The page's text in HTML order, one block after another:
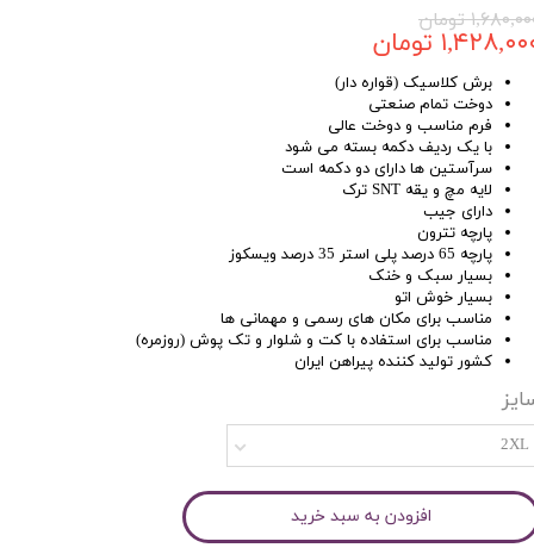
تومان
تومان
برش کلاسیک (قواره دار)
دوخت تمام صنعتی
فرم مناسب و دوخت عالی
با یک ردیف دکمه بسته می شود
سرآستین ها دارای دو دکمه است
لایه مچ و یقه SNT ترک
دارای جیب
پارچه تترون
پارچه 65 درصد پلی استر 35 درصد ویسکوز
بسیار سبک و خنک
بسیار خوش اتو
مناسب برای مکان های رسمی و مهمانی ها
مناسب برای استفاده با کت و شلوار و تک پوش (روزمره)
کشور تولید کننده پیراهن ایران
2XL
افزودن به سبد خرید